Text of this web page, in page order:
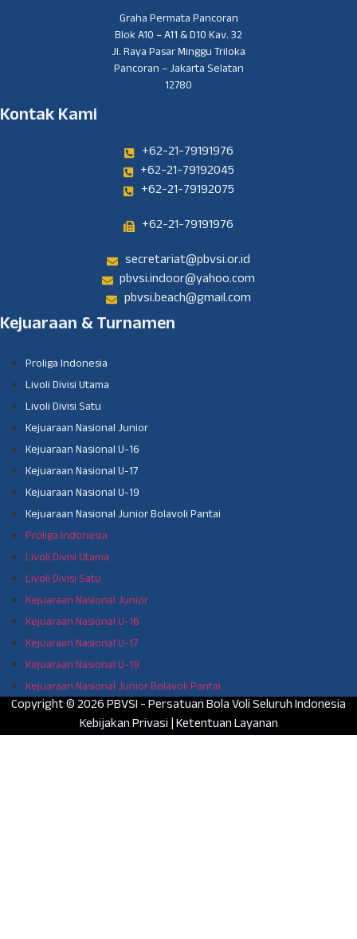
Graha Permata Pancoran
Blok A10 – A11 & D10 Kav. 32
Jl. Raya Pasar Minggu Triloka
Pancoran – Jakarta Selatan
12780
Kontak Kami
+62-21-79191976
+62-21-79192045
+62-21-79192075
+62-21-79191976
secretariat@pbvsi.or.id
pbvsi.indoor@yahoo.com
pbvsi.beach@gmail.com
Kejuaraan & Turnamen
Proliga Indonesia
Livoli Divisi Utama
Livoli Divisi Satu
Kejuaraan Nasional Junior
Kejuaraan Nasional U-16
Kejuaraan Nasional U-17
Kejuaraan Nasional U-19
Kejuaraan Nasional Junior Bolavoli Pantai
Proliga Indonesia
Livoli Divisi Utama
Livoli Divisi Satu
Kejuaraan Nasional Junior
Kejuaraan Nasional U-16
Kejuaraan Nasional U-17
Kejuaraan Nasional U-19
Kejuaraan Nasional Junior Bolavoli Pantai
Copyright © 2026 PBVSI - Persatuan Bola Voli Seluruh Indonesia
Kebijakan Privasi|Ketentuan Layanan